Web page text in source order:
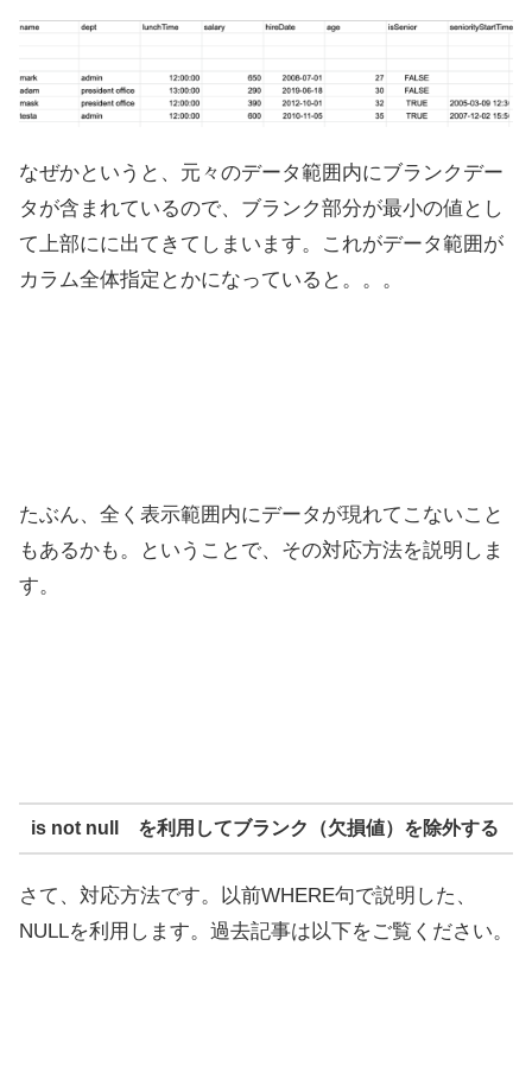
なぜかというと、元々のデータ範囲内にブランクデー
タが含まれているので、ブランク部分が最小の値とし
て上部にに出てきてしまいます。これがデータ範囲が
カラム全体指定とかになっていると。。。
たぶん、全く表示範囲内にデータが現れてこないこと
もあるかも。ということで、その対応方法を説明しま
す。
is not null を利用してブランク（欠損値）を除外する
さて、対応方法です。以前WHERE句で説明した、
NULLを利用します。過去記事は以下をご覧ください。